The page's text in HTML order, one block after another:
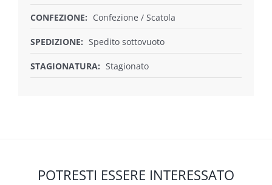
CONFEZIONE: Confezione / Scatola
SPEDIZIONE: Spedito sottovuoto
STAGIONATURA: Stagionato
POTRESTI ESSERE INTERESSATO